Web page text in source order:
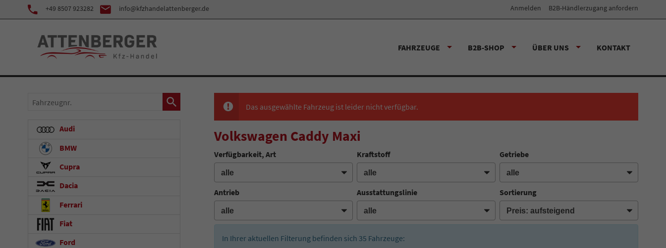
+49 8507 923282 info@kfzhandelattenberger.de Anmelden B2B-Händlerzugang anfordern
FAHRZEUGE B2B-SHOP ÜBER UNS KONTAKT
Das ausgewählte Fahrzeug ist leider nicht verfügbar.
Volkswagen Caddy Maxi
Verfügbarkeit, Art Kraftstoff Getriebe
Antrieb Ausstattungslinie Sortierung
In Ihrer aktuellen Filterung befinden sich 35 Fahrzeuge:
Fahrzeugnr.
Audi
BMW
Cupra
Dacia
Ferrari
Fiat
Ford